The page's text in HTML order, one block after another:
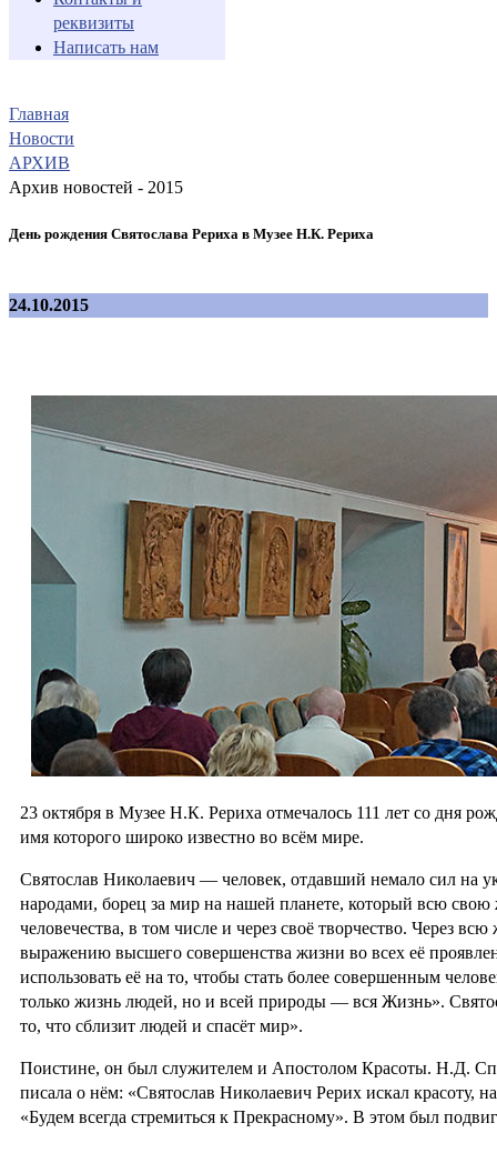
реквизиты
Написать нам
Главная
Новости
АРХИВ
Архив новостей - 2015
День рождения Святослава Рериха в Музее Н.К. Рериха
24.10.2015
23 октября в Музее Н.К. Рериха отмечалось 111 лет со дня
имя которого широко известно во всём мире.
Святослав Николаевич — человек, отдавший немало сил на
народами, борец за мир на нашей планете, который всю
человечества, в том числе и через своё творчество. Через
выражению высшего совершенства жизни во всех её
использовать её на то, чтобы стать более совершенным
только жизнь людей, но и всей природы — вся Жизнь».
то, что сблизит людей и спасёт мир».
Поистине, он был служителем и Апостолом Красоты. Н.Д.
писала о нём: «Святослав Николаевич Рерих искал красоту,
«Будем всегда стремиться к Прекрасному». В этом был